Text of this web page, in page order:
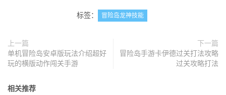
标签： 冒险岛龙神技能
上一篇
单机冒险岛安卓版玩法介绍超好
玩的横版动作闯关手游
下一篇
冒险岛手游卡伊德过关打法攻略
过关攻略打法
相关推荐